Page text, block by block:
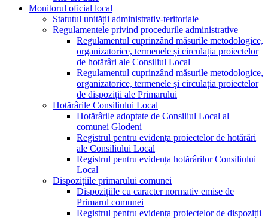
Monitorul oficial local
Statutul unității administrativ-teritoriale
Regulamentele privind procedurile administrative
Regulamentul cuprinzând măsurile metodologice,
organizatorice, termenele și circulația proiectelor
de hotărâri ale Consiliul Local
Regulamentul cuprinzând măsurile metodologice,
organizatorice, termenele și circulația proiectelor
de dispoziții ale Primarului
Hotărârile Consiliului Local
Hotărârile adoptate de Consiliul Local al
comunei Glodeni
Registrul pentru evidența proiectelor de hotărâri
ale Consiliului Local
Registrul pentru evidența hotărârilor Consiliului
Local
Dispozițiile primarului comunei
Dispozițiile cu caracter normativ emise de
Primarul comunei
Registrul pentru evidența proiectelor de dispoziții